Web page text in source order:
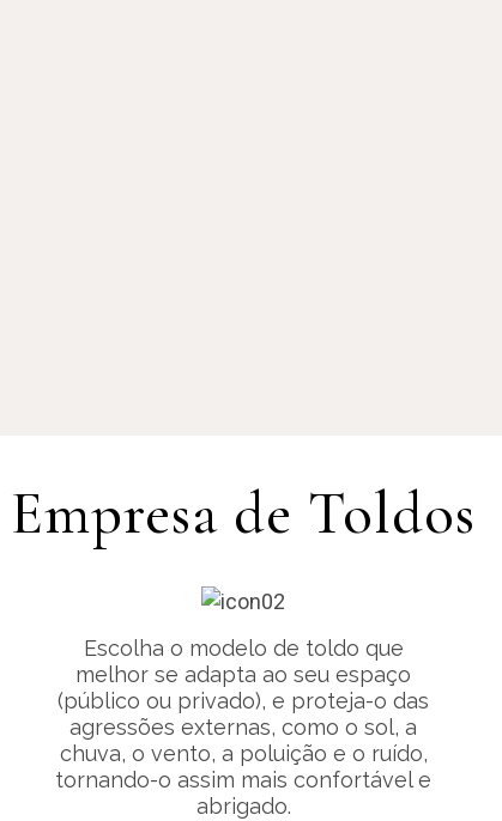
Empresa de Toldos
Escolha o modelo de toldo que
melhor se adapta ao seu espaço
(público ou privado), e proteja-o das
agressões externas, como o sol, a
chuva, o vento, a poluição e o ruído,
tornando-o assim mais confortável e
abrigado.